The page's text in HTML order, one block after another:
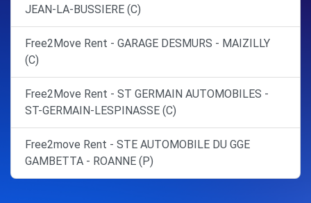
JEAN-LA-BUSSIERE (C)
Free2Move Rent - GARAGE DESMURS - MAIZILLY
(C)
Free2Move Rent - ST GERMAIN AUTOMOBILES -
ST-GERMAIN-LESPINASSE (C)
Free2move Rent - STE AUTOMOBILE DU GGE
GAMBETTA - ROANNE (P)